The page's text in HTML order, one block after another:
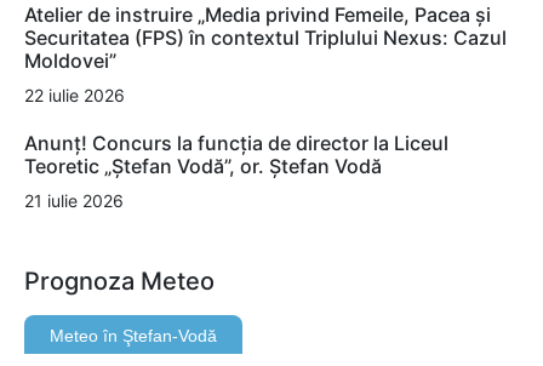
Atelier de instruire „Media privind Femeile, Pacea și
Securitatea (FPS) în contextul Triplului Nexus: Cazul
Moldovei”
22 iulie 2026
Anunț! Concurs la funcția de director la Liceul
Teoretic „Ștefan Vodă”, or. Ștefan Vodă
21 iulie 2026
Prognoza Meteo
Meteo în Ştefan-Vodă